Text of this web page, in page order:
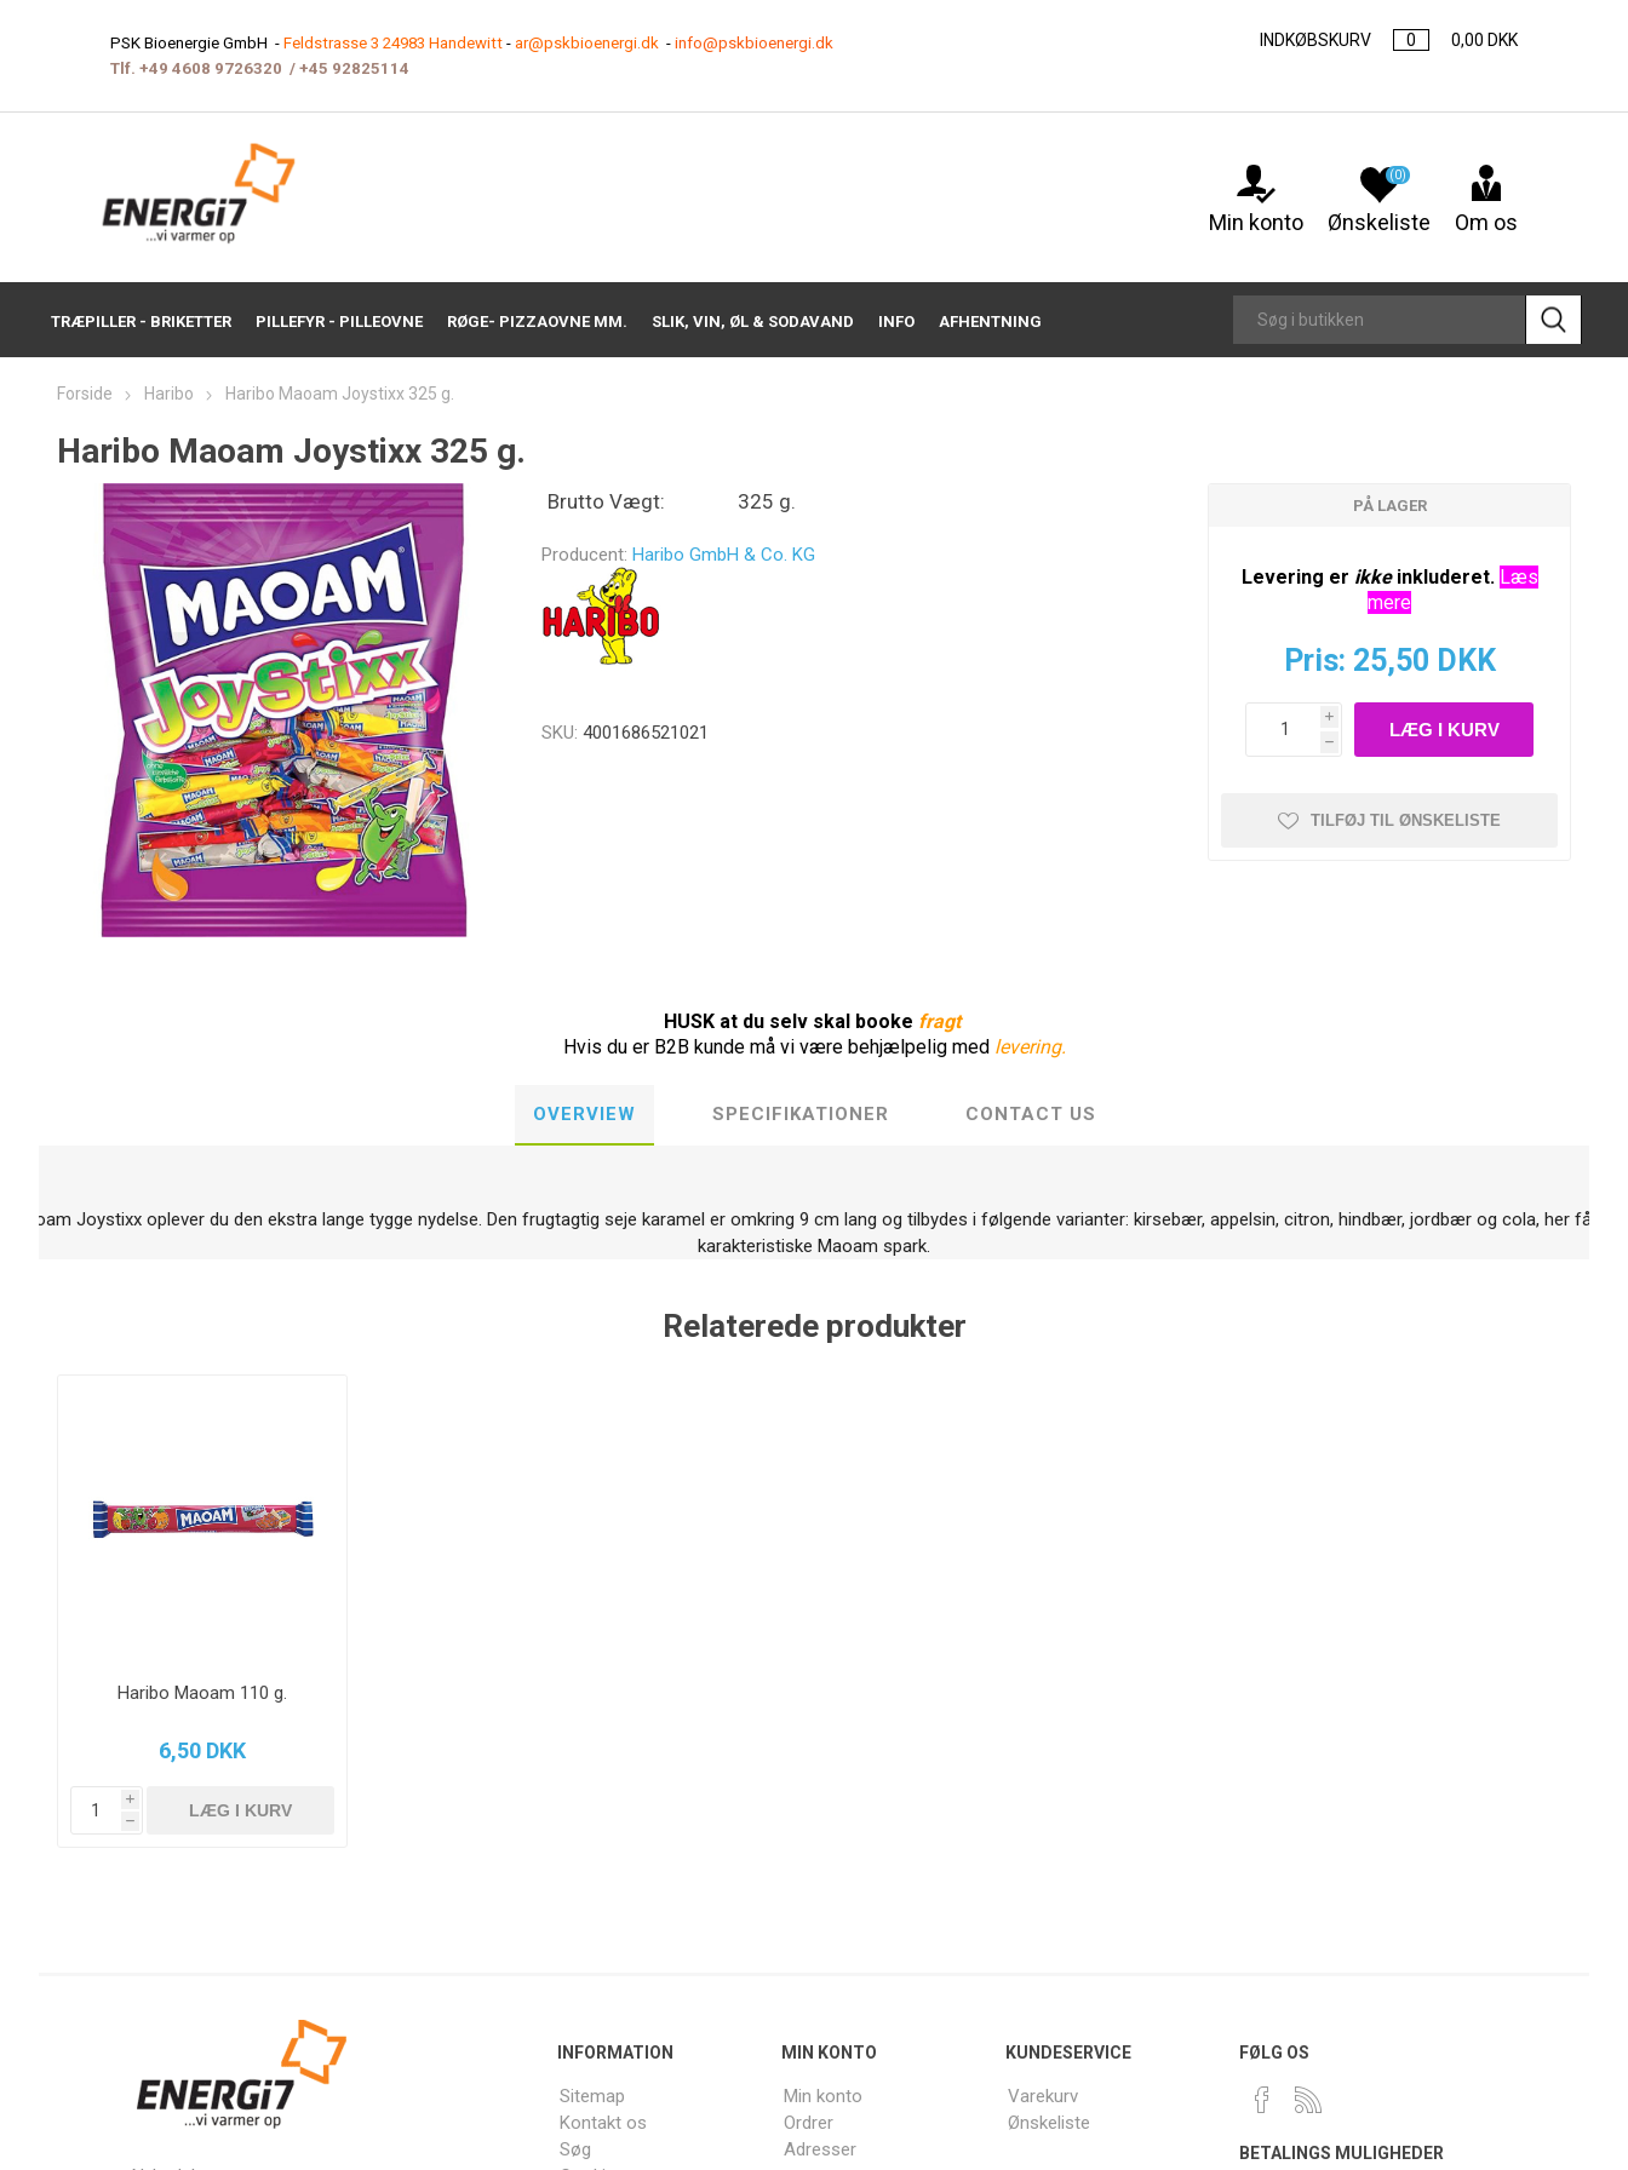
PSK Bioenergie GmbH - Feldstrasse 3 24983 Handewitt- ar@pskbioenergi.dk- info@pskbioenergi.dk
Tlf. +49 4608 9726320 / +45 9282511 4
INDKØBSKURV 0 0,00 DKK
Min konto Ønskeliste
(0)
Om os
TRÆPILLER - BRIKETTER PILLEFYR - PILLEOVNE RØGE- PIZZAOVNE MM. SLIK, VIN, ØL & SODAVAND INFO AFHENTNING
Forside Haribo Haribo Maoam Joystixx 325 g.
Haribo Maoam Joystixx 325 g.
Brutto Vægt: 325 g.
Producent: Haribo GmbH & Co. KG
SKU: 4001686521021
PÅ LAGER
Levering er ikkeinkluderet. Læs
mere
Pris: 25,50 DKK
i
h
TILFØJ TIL ØNSKELISTE
HUSK at du selv skal booke fragt
Hvis du er B2B kunde må vi være behjælpelig med levering.
OVERVIEW SPECIFIKATIONER CONTACT US
Maoam Joystixx oplever du den ekstra lange tygge nydelse. Den frugtagtig seje karamel er omkring 9 cm lang og tilbydes i følgende varianter: kirsebær, appelsin, citron, hindbær, jordbær og cola, her får du
karakteristiske Maoam spark.
Relaterede produkter
Haribo Maoam 110 g.
6,50 DKK
i
h
INFORMATION
Sitemap
Kontakt os
Søg
MIN KONTO
Min konto
Ordrer
Adresser
KUNDESERVICE
Varekurv
Ønskeliste
FØLG OS
BETALINGS MULIGHEDER